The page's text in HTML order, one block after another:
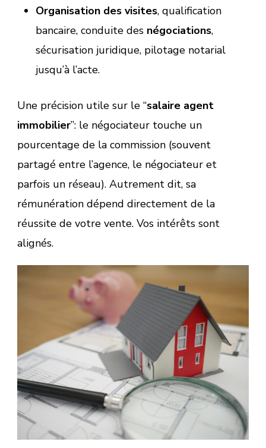
Organisation des visites, qualification
bancaire, conduite des négociations,
sécurisation juridique, pilotage notarial
jusqu’à l’acte.
Une précision utile sur le “salaire agent
immobilier”: le négociateur touche un
pourcentage de la commission (souvent
partagé entre l’agence, le négociateur et
parfois un réseau). Autrement dit, sa
rémunération dépend directement de la
réussite de votre vente. Vos intérêts sont
alignés.